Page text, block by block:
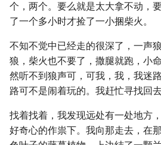
个，两个。要么就是太大拿不动，
了一个多小时才捡了一小捆柴火。
不知不觉中已经走的很深了，一声
狼，柴火也不要了，撒腿就跑，小
然听不到狼声可，可我，我，我迷
路可不是闹着玩的。我赶忙寻找回去
找着找着，我发现远处有一处地方
好奇心的作祟下。我向那走去，在